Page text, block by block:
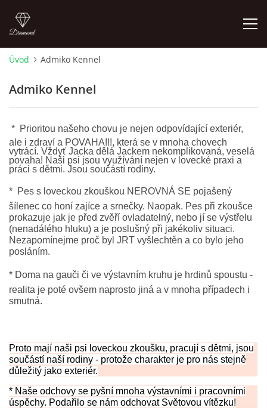
NOVINKY 2026
ŠTĚŇÁTKA NA PODEJ! / PUPPIES FOR SALE !
ADMIKO KENNEL
JRT ADMIKO+LOV/ JRT ADMIKO + HUNTING
HISTORIE JACK RUSSELL TERIERA
ODCHOVY / LITTERS
KONTAKT
Úvod Admiko Kennel
Admiko Kennel
* Prioritou našeho chovu je nejen odpovídající exteriér,
ale i zdraví a POVAHA!!!, která se v mnoha chovech
vytrácí. Vždyť Jacka dělá Jackem nekomplikovaná, veselá
povaha! Naši psi jsou využívání nejen v lovecké praxi a
práci s dětmi. Jsou součástí rodiny.
* Pes s loveckou zkouškou NEROVNÁ SE pojašený
šílenec co honí zajíce a srnečky. Naopak. Pes při zkoušce
prokazuje jak je před zvěří ovladatelný, nebo jí se výstřelu
(nenadálého hluku) a je poslušný při jakékoliv situaci.
Nezapomínejme proč byl JRT vyšlechtěn a co bylo jeho
posláním.
* Doma na gauči či ve výstavním kruhu je hrdinů spoustu -
realita je poté ovšem naprosto jiná a v mnoha případech i
smutná.
Proto mají naši psi loveckou zkoušku, pracují s dětmi, jsou
součástí naší rodiny - protože charakter je pro nás stejně
důležitý jako exteriér.
* Naše odchovy se pyšní mnoha výstavními i pracovními
úspěchy. Podařilo se nám odchovat Světovou vítězku!